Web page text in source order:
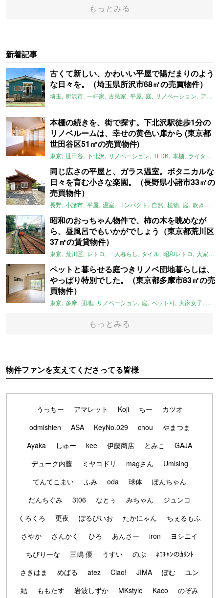
もっとみる
新着記事
古くて新しい、かわいい平屋で陽だまりのよう
な日々を。（埼玉県所沢市68㎡の売買物件）
埼玉 所沢市 一軒家 古民家 平屋 庭 リノベーション アメリカンハウス
本棚の続きを、街で探す。下北沢駅徒歩1分の
リノベルームは、幸せの黄色い扉から (東京都
世田谷区51㎡の売買物件)
東京 世田谷 下北沢 リノベーション 1LDK 本棚 ライター：ほしりょうこ
同じ広さの平屋と、ガラス温室。ボタニカルな
日々を育む小さな楽園。（長野県小諸市33㎡の
売買物件）
長野 小諸市 平屋 温室 コンパクト 自然 植物 庭 吹き抜け
昭和のおっちゃん物件で、柿の木を眺めなが
ら、昼風呂でもいかがでしょう（東京都荒川区
37㎡の賃貸物件）
東京 荒川区 レトロ 一人暮らし タイル 昭和レトロ 大家女子
ペットと暮らせる庭つきリノベ団地暮らしは、
やっぱり特別でした。（東京都多摩市83㎡の売
買物件）
東京 多摩 団地 リノベーション 庭 ペット可 大家女子 団
もっとみる
物件ファンを支えてくださってる皆様
うっちー アマレット Koji ちー
カツオ
odmishien
ASA KeyNo.029 chou
やまつま
Ayaka
しゅー kee 伊藤商店 とみこ
GAJA
デューク内藤
ミヤコドリ magさん
Umising
てんてこまい
ふみ oda 球体
ぽんちゃん
だんちぐみ
3t06 なとぅ みちゃん
ジュンコ
くろくろ
更夜 ぽるぴいお たかにゃん
ちぇるもふ
さやか
さんかく ひろ あんさー iron
ヨシニイ
ちびりーな
三嶋 優 うすい のぶ
ﾈｺﾁｬﾝのｶﾘﾝﾄ
さきはま
めばる atez Ciao! JIMA ぽむ
ユン
結
ももたす 岩波しずか MKstyle Kaco
のぞみ